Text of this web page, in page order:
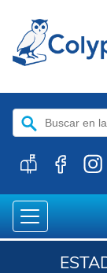
Buscar: